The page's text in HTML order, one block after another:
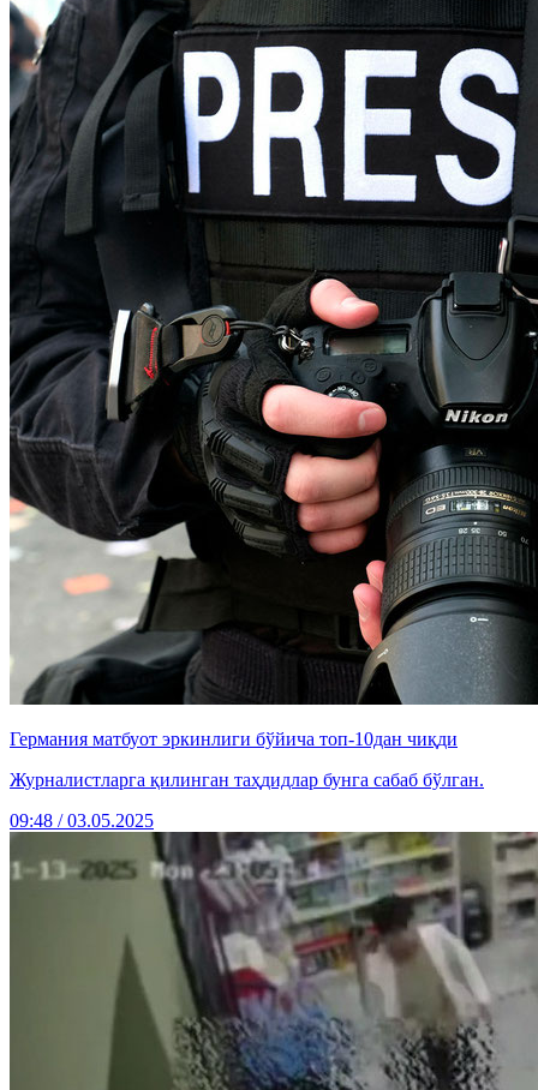
Германия матбуот эркинлиги бўйича топ-10дан чиқди
Журналистларга қилинган таҳдидлар бунга сабаб бўлган.
09:48 / 03.05.2025